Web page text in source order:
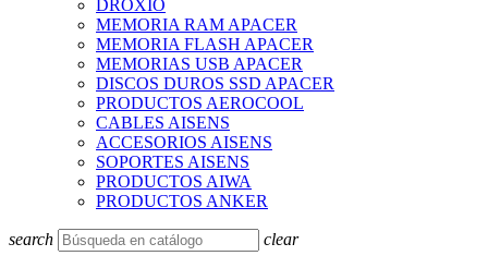
DROXIO
MEMORIA RAM APACER
MEMORIA FLASH APACER
MEMORIAS USB APACER
DISCOS DUROS SSD APACER
PRODUCTOS AEROCOOL
CABLES AISENS
ACCESORIOS AISENS
SOPORTES AISENS
PRODUCTOS AIWA
PRODUCTOS ANKER
search clear